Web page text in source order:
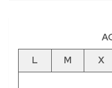
L
M X